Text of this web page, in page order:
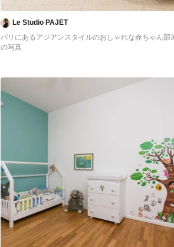
Le Studio PAJET
パリにあるアジアンスタイルのおしゃれな赤ちゃん部
の写真